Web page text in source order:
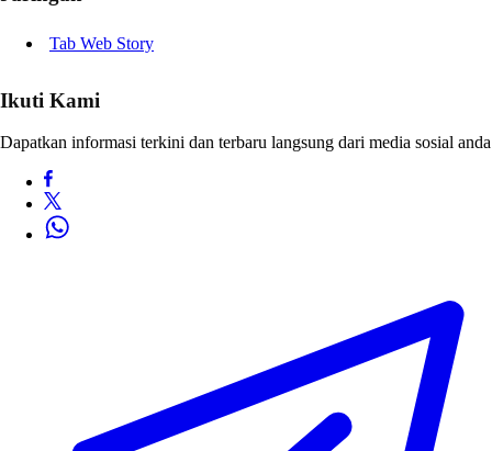
Tab Web Story
Ikuti Kami
Dapatkan informasi terkini dan terbaru langsung dari media sosial anda